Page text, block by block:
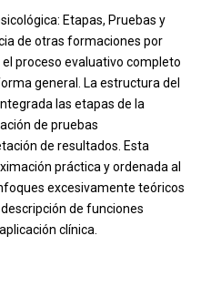
Etapas, Pruebas y
de otras formaciones por
proceso evaluativo completo
general. La estructura del
las etapas de la
de pruebas
de resultados. Esta
práctica y ordenada al
excesivamente teóricos
de funciones
clínica.